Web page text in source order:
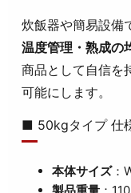
炊飯器や簡易設備
温度管理・熟成の
商品として自信を
可能にします。
■ 50kgタイプ 仕
本体サイズ：